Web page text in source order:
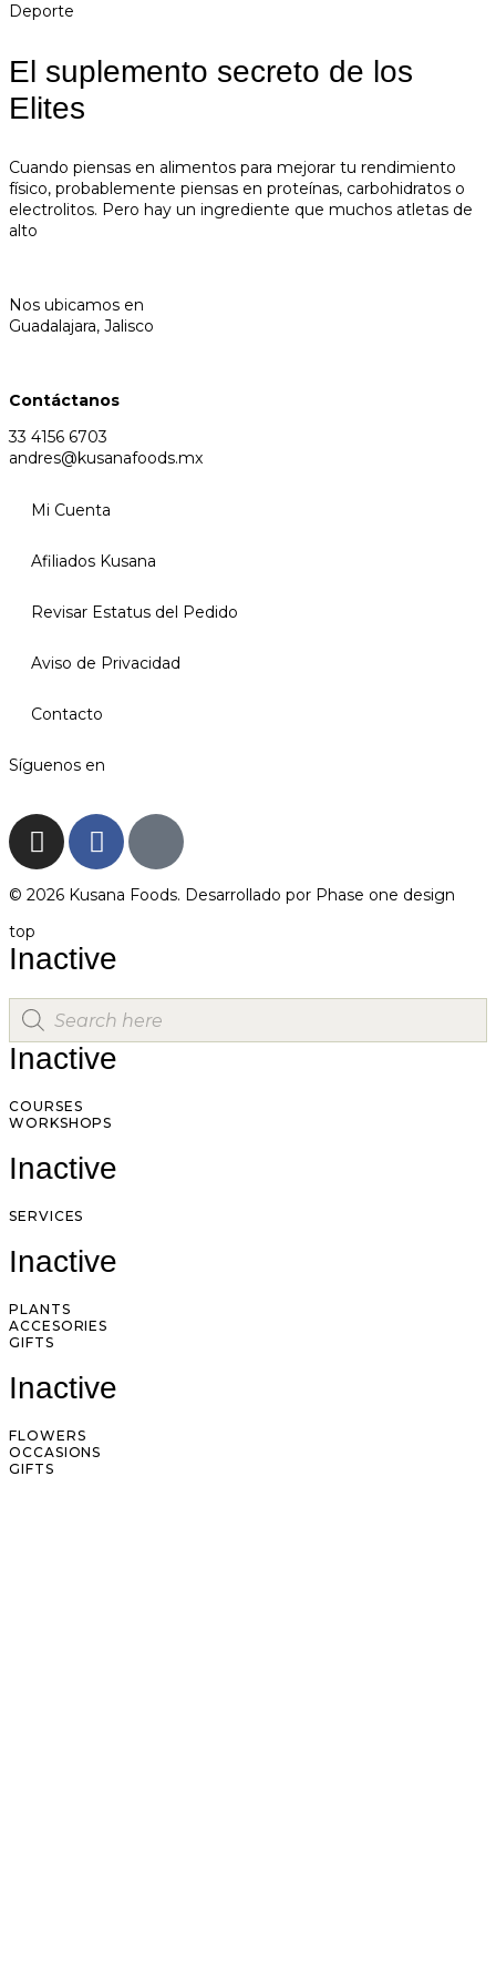
Deporte
El suplemento secreto de los
Elites
Cuando piensas en alimentos para mejorar tu rendimiento
físico, probablemente piensas en proteínas, carbohidratos o
electrolitos. Pero hay un ingrediente que muchos atletas de
alto
Nos ubicamos en
Guadalajara, Jalisco
Contáctanos
33 4156 6703
andres@kusanafoods.mx
Mi Cuenta
Afiliados Kusana
Revisar Estatus del Pedido
Aviso de Privacidad
Contacto
Síguenos en
© 2026 Kusana Foods. Desarrollado por Phase one design
top
Inactive
Inactive
COURSES
WORKSHOPS
Inactive
SERVICES
Inactive
PLANTS
ACCESORIES
GIFTS
Inactive
FLOWERS
OCCASIONS
GIFTS